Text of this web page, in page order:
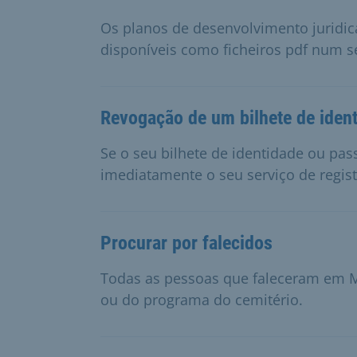
Os planos de desenvolvimento
disponíveis como ficheiros pdf num
Revogação de um bilhete de
Se o seu bilhete de identidade ou
imediatamente o seu serviço de
Procurar por falecidos
Todas as pessoas que faleceram
ou do programa do cemitério.